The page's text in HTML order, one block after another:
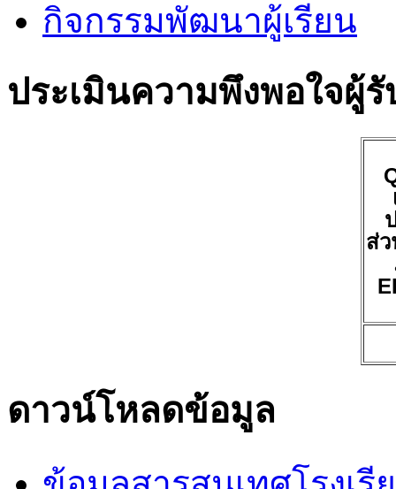
กิจกรรมพัฒนาผู้เรียน
ประเมินความพึงพอใจผู้รั
ส่ว
ดาวน์โหลดข้อมูล